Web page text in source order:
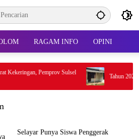
RAGAM INFO OPINI
Pemprov Sulsel
Tahun 2027 Rumah
Selayar Punya Siswa Penggerak